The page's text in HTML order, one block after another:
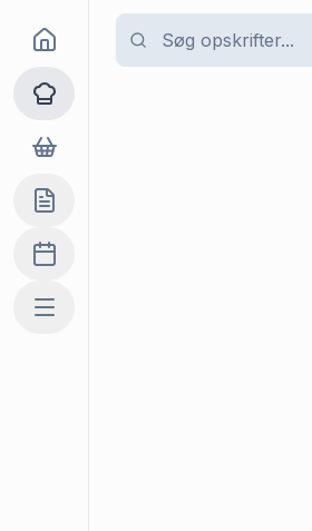
Goma
Opskrifter
Dagligvarer
Indkøbslisten
Madplan
Mere